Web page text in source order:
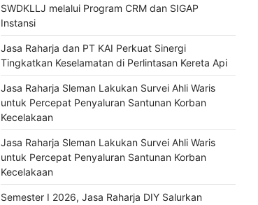
SWDKLLJ melalui Program CRM dan SIGAP
Instansi
Jasa Raharja dan PT KAI Perkuat Sinergi
Tingkatkan Keselamatan di Perlintasan Kereta Api
Jasa Raharja Sleman Lakukan Survei Ahli Waris
untuk Percepat Penyaluran Santunan Korban
Kecelakaan
Jasa Raharja Sleman Lakukan Survei Ahli Waris
untuk Percepat Penyaluran Santunan Korban
Kecelakaan
Semester I 2026, Jasa Raharja DIY Salurkan